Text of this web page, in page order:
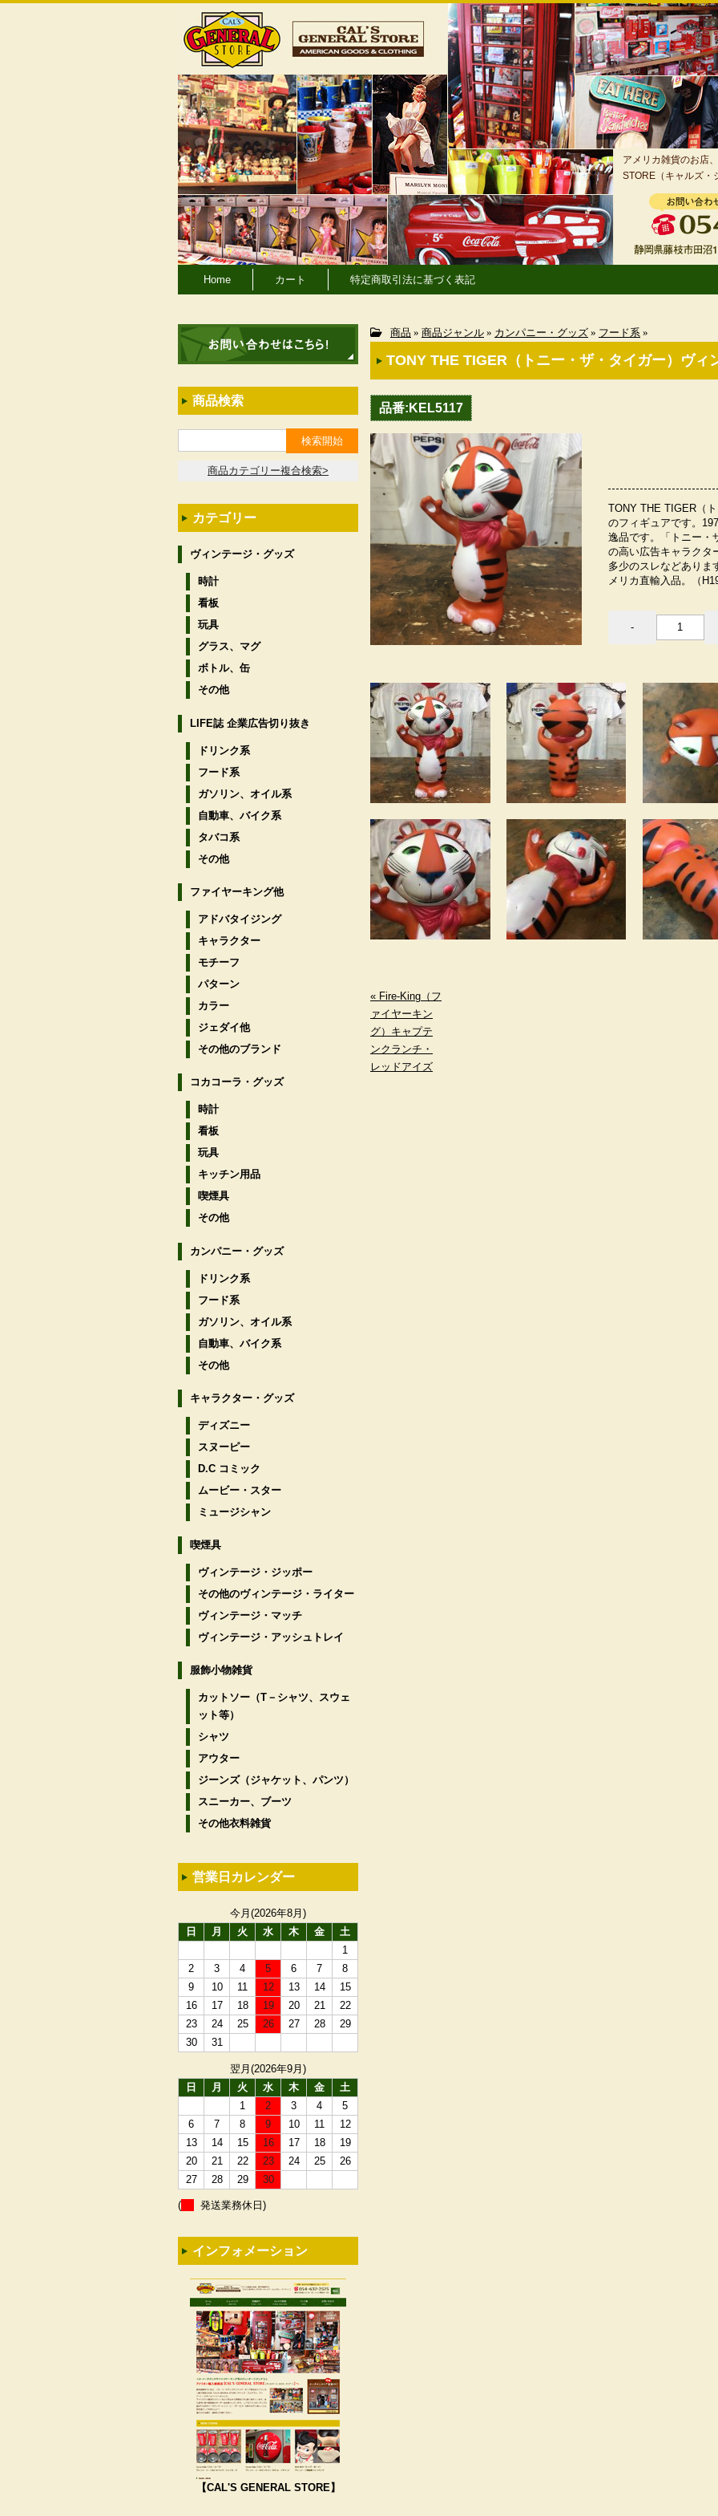
アメリカ雑貨のお店
STORE（キャルズ・
Home カート 特定商取引法に基づく表記
商品 » 商品ジャンル » カンパニー・グッズ » フード系 »
TONY THE TIGER（トニー・ザ・タイガー）ヴィ
品番:KEL5117
TONY THE TIGER（
のフィギュアです。
逸品です。「トニー・
の高い広告キャラクタ
多少のスレなどありま
メリカ直輸入品。（
« Fire-King（フ
ァイヤーキン
グ）キャプテ
ンクランチ・
レッドアイズ
商品検索
商品カテゴリー複合検索>
カテゴリー
ヴィンテージ・グッズ
時計
看板
玩具
グラス、マグ
ボトル、缶
その他
LIFE誌 企業広告切り抜き
ドリンク系
フード系
ガソリン、オイル系
自動車、バイク系
タバコ系
その他
ファイヤーキング他
アドバタイジング
キャラクター
モチーフ
パターン
カラー
ジェダイ他
その他のブランド
コカコーラ・グッズ
時計
看板
玩具
キッチン用品
喫煙具
その他
カンパニー・グッズ
ドリンク系
フード系
ガソリン、オイル系
自動車、バイク系
その他
キャラクター・グッズ
ディズニー
スヌーピー
D.C コミック
ムービー・スター
ミュージシャン
喫煙具
ヴィンテージ・ジッポー
その他のヴィンテージ・ライター
ヴィンテージ・マッチ
ヴィンテージ・アッシュトレイ
服飾小物雑貨
カットソー（T－シャツ、スウェ
ット等）
シャツ
アウター
ジーンズ（ジャケット、パンツ）
スニーカー、ブーツ
その他衣料雑貨
営業日カレンダー
今月(2026年8月)
日
月 火 水 木 金
土
1
2
3 4 5 6 7
8
9
10 11 12 13 14
15
16
17 18 19 20 21
22
23
24 25 26 27 28
29
30
31
翌月(2026年9月)
日
月 火 水 木 金
土
1
2 3 4
5
6
7 8 9 10 11
12
13
14 15 16 17 18
19
20
21 22 23 24 25
26
27
28 29 30
( 発送業務休日)
インフォメーション
【CAL'S GENERAL STORE】